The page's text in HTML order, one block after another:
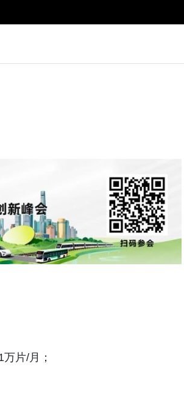
片/月；